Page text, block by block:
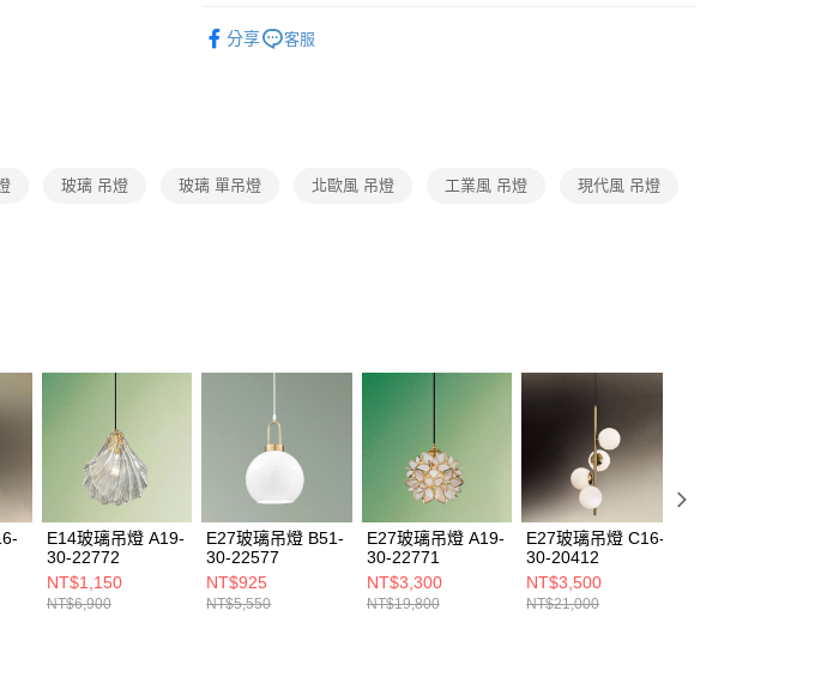
／ATM／網路銀行／等多元方式進行付款，方視為交易完成。
※ 請注意：結帳手續完成當下不需立刻繳費，但若您需要取消訂單，請聯
求債權轉讓予恩沛科技股份有限公司。
２．關於個人資料處理事宜，請瀏覽以下網址：
https://aftee.tw/terms/#terms3
３．未成年的使用者請事先徵得法定代理人或監護人之同意方可使用
「AFTEE先享後付」，若未經同意申辦者引起之損失，本公司不負相關責
任。
４．使用「AFTEE先享後付」時，將依據個別帳號之用戶狀況，依本公司
即時審查核予不同之上限額度；若仍有額度不足之情形，本公司將視審查
結果請求用戶進行身份認證。
５．嚴禁一人註冊多個帳號或使用他人資訊註冊。若發現惡意使用之情
新竹貨運宅配
分享 客服
玻璃 吊燈 玻璃 單吊燈 北歐風 吊燈 工業風 吊燈 現代風 吊燈
E14玻璃吊燈 A19-
30-22772
NT$1,150
NT$6,900
E27玻璃吊燈 B51-
30-22577
NT$925
NT$5,550
E27玻璃吊燈 A19-
30-22771
NT$3,300
NT$19,800
E27玻璃吊燈 C16-
30-20412
NT$3,500
NT$21,000